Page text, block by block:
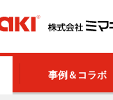
事例＆コラボ